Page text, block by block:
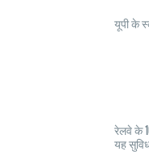
यूपी के
रेलवे के
यह